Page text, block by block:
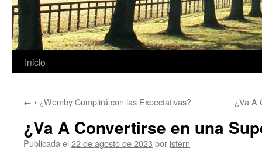
Saltar
contenido
Inicio
← • ¿Wemby Cumplirá con las Expectativas? ¿Va A
¿Va A Convertirse en una
Publicada el 22 de agosto de 2023 por istern